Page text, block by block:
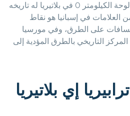
من ناحية أخرى، فإن وجود لوحة الكيلومتر 0 في بلاتيريا له تاريخه
العلامات في إسبانيا هو نقاط
على الطرق، وفي مورسيا
التاريخي بالطرق المؤدية إلى
إي بلاتيريا